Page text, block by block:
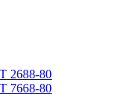
2688-80
7668-80